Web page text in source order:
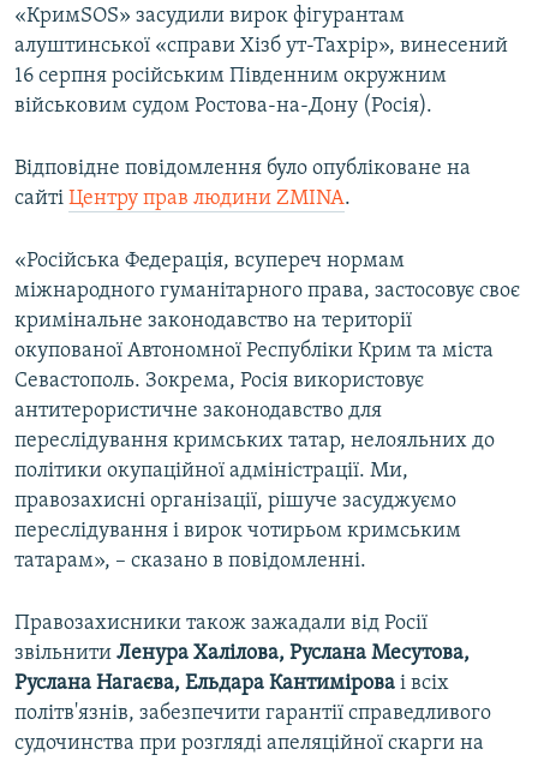
«КримSOS» засудили вирок фігурантам
алуштинської «справи Хізб ут-Тахрір», винесений
16 серпня російським Південним окружним
військовим судом Ростова-на-Дону (Росія).
Відповідне повідомлення було опубліковане на
сайті Центру прав людини ZMINA.
«Російська Федерація, всупереч нормам
міжнародного гуманітарного права, застосовує своє
кримінальне законодавство на території
окупованої Автономної Республіки Крим та міста
Севастополь. Зокрема, Росія використовує
антитерористичне законодавство для
переслідування кримських татар, нелояльних до
політики окупаційної адміністрації. Ми,
правозахисні організації, рішуче засуджуємо
переслідування і вирок чотирьом кримським
татарам», – сказано в повідомленні.
Правозахисники також зажадали від Росії
звільнити Ленура Халілова, Руслана Месутова,
Руслана Нагаєва, Ельдара Кантимірова і всіх
політв'язнів, забезпечити гарантії справедливого
судочинства при розгляді апеляційної скарги на